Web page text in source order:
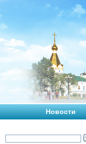
Новости